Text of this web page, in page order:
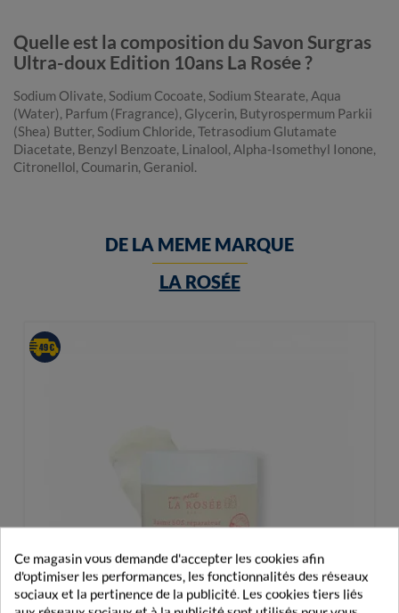
Quelle est la composition du Savon Surgras
Ultra-doux Edition 10ans La Rosée ?
Sodium Olivate, Sodium Cocoate, Sodium Stearate, Aqua
(Water), Parfum (Fragrance), Glycerin, Butyrospermum Parkii
(Shea) Butter, Sodium Chloride, Tetrasodium Glutamate
Diacetate, Benzyl Benzoate, Linalool, Alpha-Isomethyl Ionone,
Citronellol, Coumarin, Geraniol.
DE LA MEME MARQUE
LA ROSÉE
Ce magasin vous demande d'accepter les cookies afin
d'optimiser les performances, les fonctionnalités des réseaux
sociaux et la pertinence de la publicité. Les cookies tiers liés